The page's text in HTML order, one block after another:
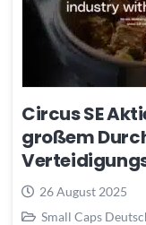
Circus SE
großem
26 August 2025
Small Caps